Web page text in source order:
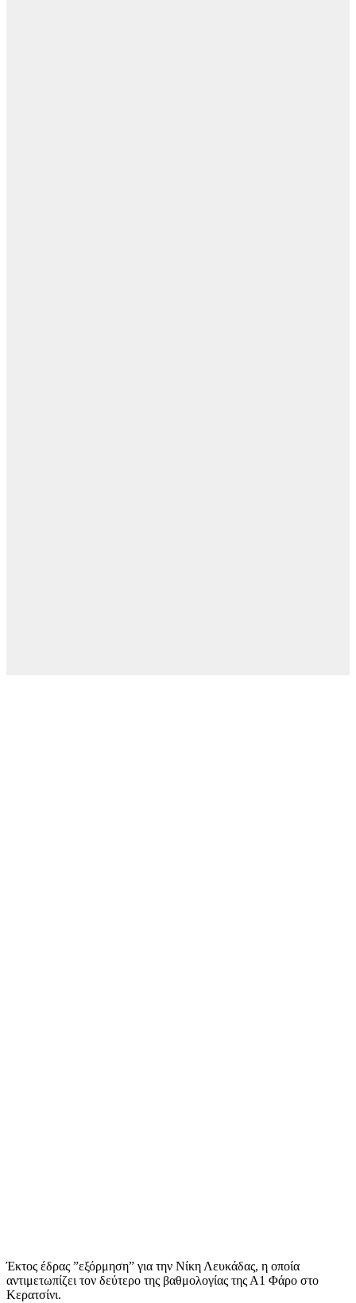
Έκτος έδρας ”εξόρμηση” για την Νίκη Λευκάδας, η οποία
αντιμετωπίζει τον δεύτερο της βαθμολογίας της Α1 Φάρο στο
Κερατσίνι.